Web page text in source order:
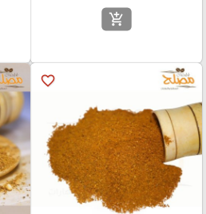
add_shopping_cart
favorite_border